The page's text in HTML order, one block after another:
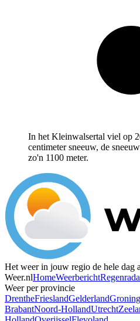
In het Kleinwalsertal viel op
centimeter sneeuw, de
zo'n 1100 meter.
Het weer in jouw regio de hele dag
Weer.nlHomeWeerbericht
Weer per provincie
DrentheFrieslandGelderland
BrabantNoord-HollandUtrecht